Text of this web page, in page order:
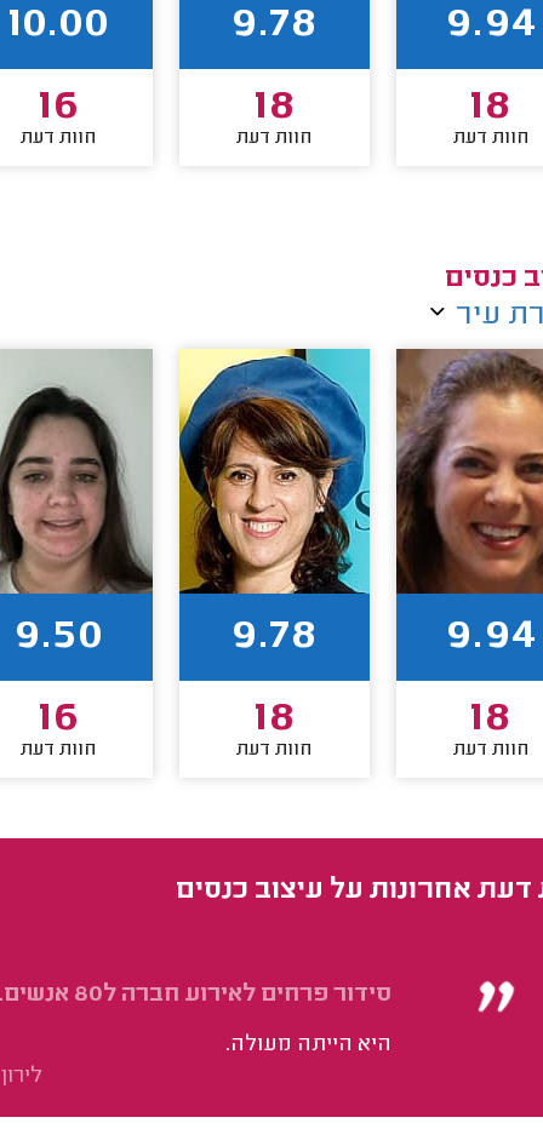
9.94
18
חוות דעת
9.78
18
חוות דעת
10.00
16
חוות דעת
כנסים
עיר
9.94
18
חוות דעת
9.78
18
חוות דעת
9.50
16
חוות דעת
דעת אחרונות על עיצוב כנסים
סידור פרחים לאירוע חברה ל80 אנשים.
היא הייתה מעולה.